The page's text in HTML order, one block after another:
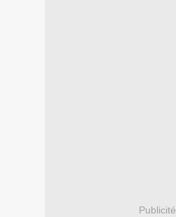
Publicité